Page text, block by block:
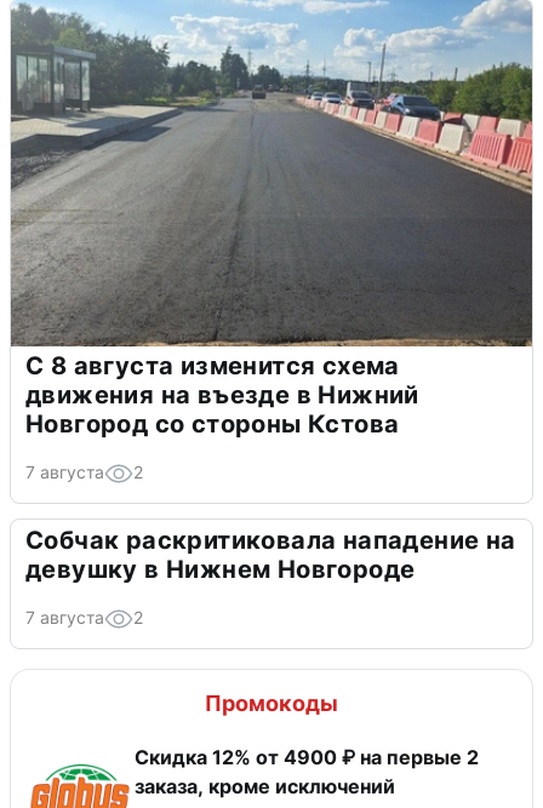
С 8 августа изменится схема
движения на въезде в Нижний
Новгород со стороны Кстова
7 августа 2
Собчак раскритиковала нападение на
девушку в Нижнем Новгороде
7 августа 2
Промокоды
Скидка 12% от 4900 ₽ на первые 2
заказа, кроме исключений